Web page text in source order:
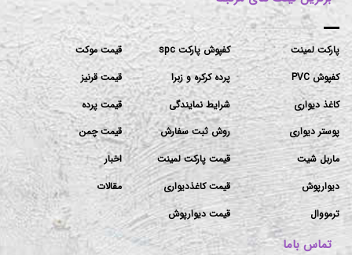
پارکت لمینت
کفپوش PVC
کاغذ دیواری
پوستر دیواری
ماربل شیت
دیوارپوش
ترمووال
کفپوش پارکت spc
پرده کرکره و زبرا
شرایط نمایندگی
روش ثبت سفارش
قیمت پارکت لمینت
قیمت کاغذدیواری
قیمت دیوارپوش
قیمت موکت
قیمت قرنیز
قیمت پرده
قیمت چمن
اخبار
مقالات
تماس باما